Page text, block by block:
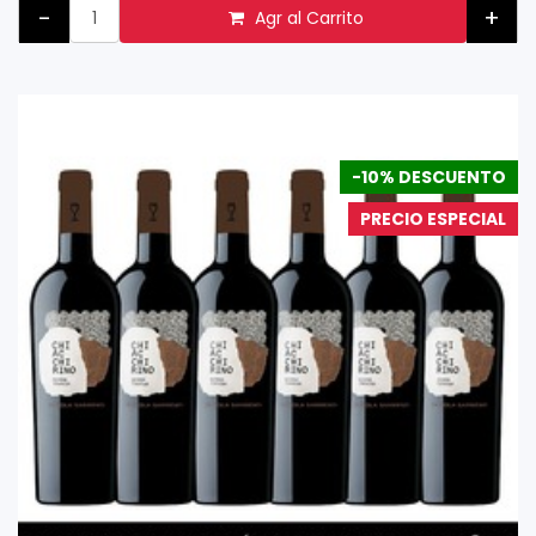
- Agr al Carrito +
-10% DESCUENTO
PRECIO ESPECIAL